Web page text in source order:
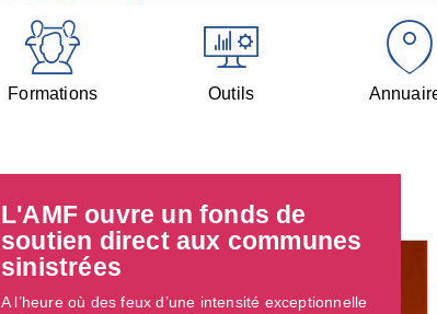
Formations Outils
L'AMF ouvre un fonds de
soutien direct aux communes
sinistrées
A l’heure où des feux d’une intensité exceptionnelle